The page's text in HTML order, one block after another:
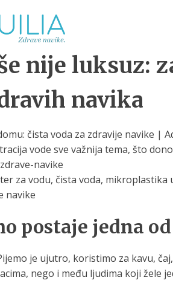
nije luksuz:
navika
čista voda za zdravije navike |
vode sve važnija tema, što
navike
za vodu, čista voda, mikroplastika
navike
postaje jedna
je ujutro, koristimo za kavu,
nego i među ljudima koji žele
za filtriranje
vode
prijenosno rješenje
i čistu vodu za piće
Boce za
vode
za sigurnu i čistu